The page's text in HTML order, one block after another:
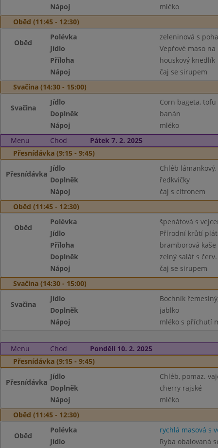
Nápoj
mléko
Oběd (11:45 - 12:30)
Oběd
Polévka
zeleninová s
Jídlo
Vepřové maso
Příloha
houskový knedlík
Nápoj
čaj se sirupem
Svačina (14:30 - 15:00)
Svačina
Jídlo
Corn bageta,
Doplněk
banán
Nápoj
mléko
Menu
Chod
Pátek 7. 2. 2025
Přesnídávka (9:15 - 9:45)
Přesnídávka
Jídlo
Chléb
Doplněk
ředkvičky
Nápoj
čaj s citronem
Oběd (11:45 - 12:30)
Oběd
Polévka
špenátová s
Jídlo
Přírodní krůtí
Příloha
bramborová kaše
Doplněk
zelný salát s
Nápoj
čaj se sirupem
Svačina (14:30 - 15:00)
Svačina
Jídlo
Bochník
Doplněk
jablko
Nápoj
mléko s příchutí
Menu Chod
Pondělí 10. 2. 2025
Přesnídávka (9:15 - 9:45)
Přesnídávka
Jídlo
Chléb, pomaz.
Doplněk
cherry rajské
Nápoj
mléko
Oběd (11:45 - 12:30)
Oběd
Polévka
rychlá masová s
Jídlo
Ryba obalovaná